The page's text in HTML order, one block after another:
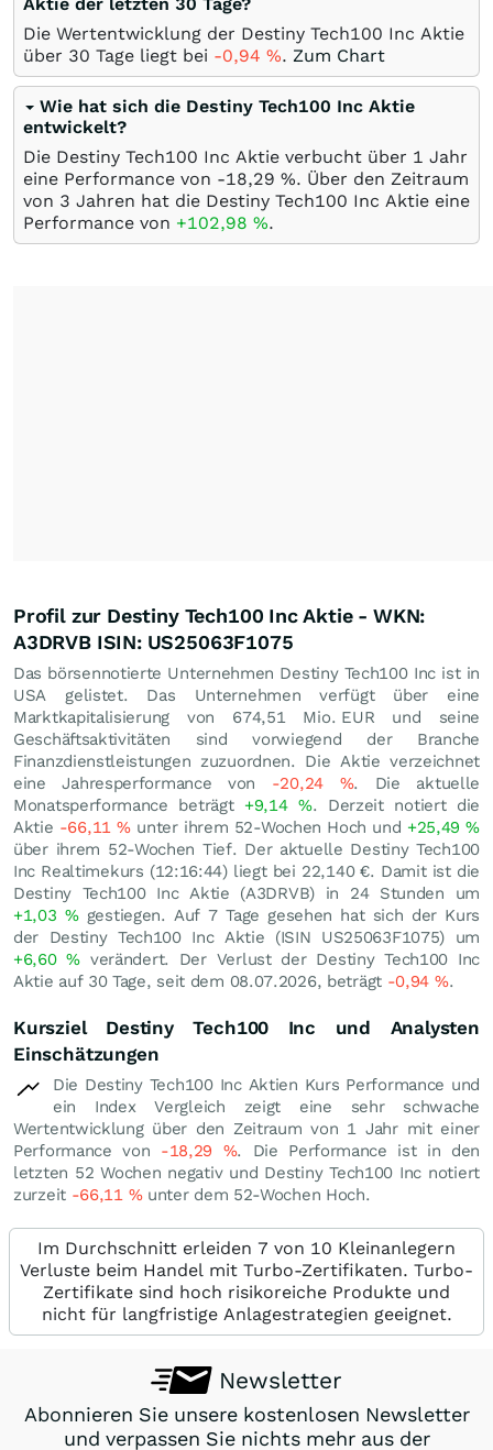
Die Wertentwicklung der Destiny Tech100 Inc Aktie
über 30 Tage liegt bei -0,94 %. Zum Chart
Wie hat sich die Destiny Tech100 Inc Aktie
entwickelt?
Die Destiny Tech100 Inc Aktie verbucht über 1 Jahr
eine Performance von -18,29 %. Über den Zeitraum
von 3 Jahren hat die Destiny Tech100 Inc Aktie eine
Performance von +102,98 %.
Profil zur Destiny Tech100 Inc Aktie - WKN:
A3DRVB ISIN: US25063F1075
Das börsennotierte Unternehmen Destiny Tech100 Inc ist in
USA gelistet. Das Unternehmen verfügt über eine
Marktkapitalisierung von 674,51 Mio. EUR und seine
Geschäftsaktivitäten sind vorwiegend der Branche
Finanzdienstleistungen zuzuordnen. Die Aktie verzeichnet
eine Jahresperformance von -20,24 %. Die aktuelle
Monatsperformance beträgt +9,14%. Derzeit notiert die
Aktie -66,11%unter ihrem 52-Wochen Hoch und +25,49%
über ihrem 52-Wochen Tief. Der aktuelle Destiny Tech100
Inc Realtimekurs (12:16:44) liegt bei 22,140 €. Damit ist die
Destiny Tech100 Inc Aktie (A3DRVB) in 24 Stunden um
+1,03 %gestiegen. Auf 7 Tage gesehen hat sich der Kurs
der Destiny Tech100 Inc Aktie (ISIN US25063F1075) um
+6,60% verändert. Der Verlust der Destiny Tech100 Inc
Aktie auf 30 Tage, seit dem 08.07.2026, beträgt -0,94 %.
Kursziel Destiny Tech100 Inc und Analysten
Einschätzungen
Die Destiny Tech100 Inc Aktien Kurs Performance und
ein Index Vergleich zeigt eine sehr schwache
Wertentwicklung über den Zeitraum von 1 Jahr mit einer
Performance von -18,29 %. Die Performance ist in den
letzten 52 Wochen negativ und Destiny Tech100 Inc notiert
zurzeit -66,11 %unter dem 52-Wochen Hoch.
Im Durchschnitt erleiden 7 von 10 Kleinanlegern
Verluste beim Handel mit Turbo-Zertifikaten. Turbo-
Zertifikate sind hoch risikoreiche Produkte und
nicht für langfristige Anlagestrategien geeignet.
Newsletter
Abonnieren Sie unsere kostenlosen Newsletter
und verpassen Sie nichts mehr aus der